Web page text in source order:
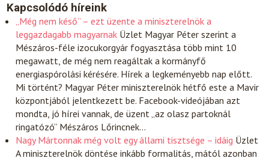
Kapcsolódó híreink
„Még nem késő” – ezt üzente a miniszterelnök a
leggazdagabb magyarnak Üzlet Magyar Péter szerint a
Mészáros-féle izocukorgyár fogyasztása több mint 10
megawatt, de még nem reagáltak a kormányfő
energiaspórolási kérésére. Hírek a legkeményebb nap előtt.
Mi történt? Magyar Péter miniszterelnök hétfő este a Mavir
központjából jelentkezett be. Facebook-videójában azt
mondta, jó hírei vannak, de üzent „az olasz partoknál
ringatózó” Mészáros Lőrincnek…
Nagy Mártonnak még volt egy állami tisztsége – idáig Üzlet
A miniszterelnök döntése inkább formalitás, mától azonban